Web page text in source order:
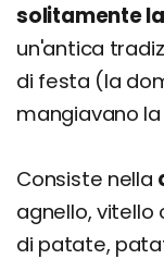
solitamente
un'antica
di festa (la
mangiavano
Consiste nella
agnello, vitello
di patate,